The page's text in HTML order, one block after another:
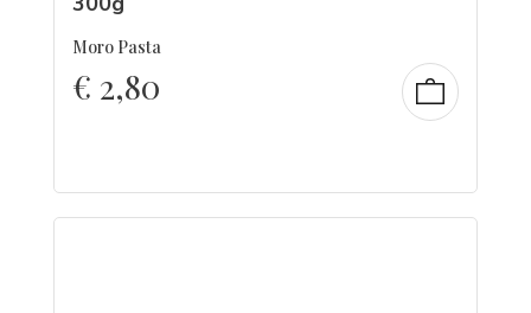
Moro Pasta
€ 2,80